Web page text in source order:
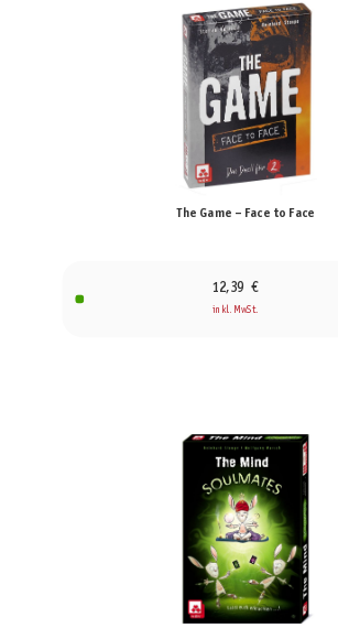
The Game – Face to Face
12,39 €
inkl. MwSt.